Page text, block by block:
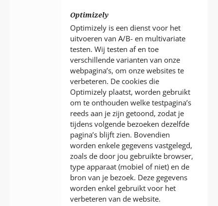
Optimizely
Optimizely is een dienst voor het
uitvoeren van A/B- en multivariate
testen. Wij testen af en toe
verschillende varianten van onze
webpagina’s, om onze websites te
verbeteren. De cookies die
Optimizely plaatst, worden gebruikt
om te onthouden welke testpagina’s
reeds aan je zijn getoond, zodat je
tijdens volgende bezoeken dezelfde
pagina’s blijft zien. Bovendien
worden enkele gegevens vastgelegd,
zoals de door jou gebruikte browser,
type apparaat (mobiel of niet) en de
bron van je bezoek. Deze gegevens
worden enkel gebruikt voor het
verbeteren van de website.